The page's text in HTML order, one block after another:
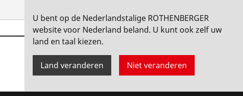
kunststof koffer
U bent op de Nederlandstalige ROTHENBERGER
website voor Nederland beland. U kunt ook zelf uw
land en taal kiezen.
Land veranderen Niet veranderen